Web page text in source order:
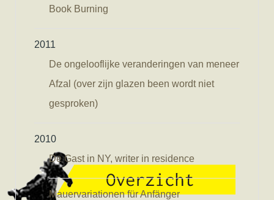
Book Burning
2011
De ongelooflijke veranderingen van meneer
Afzal (over zijn glazen been wordt niet
gesproken)
2010
De Gast in NY, writer in residence
Mauervariationen für Anfänger